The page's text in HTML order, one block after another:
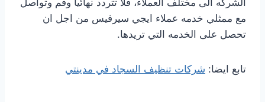
مع ممثلي خدمه عملاء ايجي سيرفيس من اجل ان
تحصل على الخدمه التي تريدها.
تابع ايضا: شركات تنظيف السجاد في مدينتي